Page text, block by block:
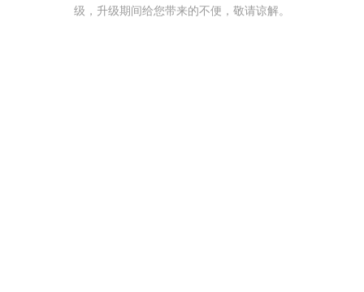
级，升级期间给您带来的不便，敬请谅解。